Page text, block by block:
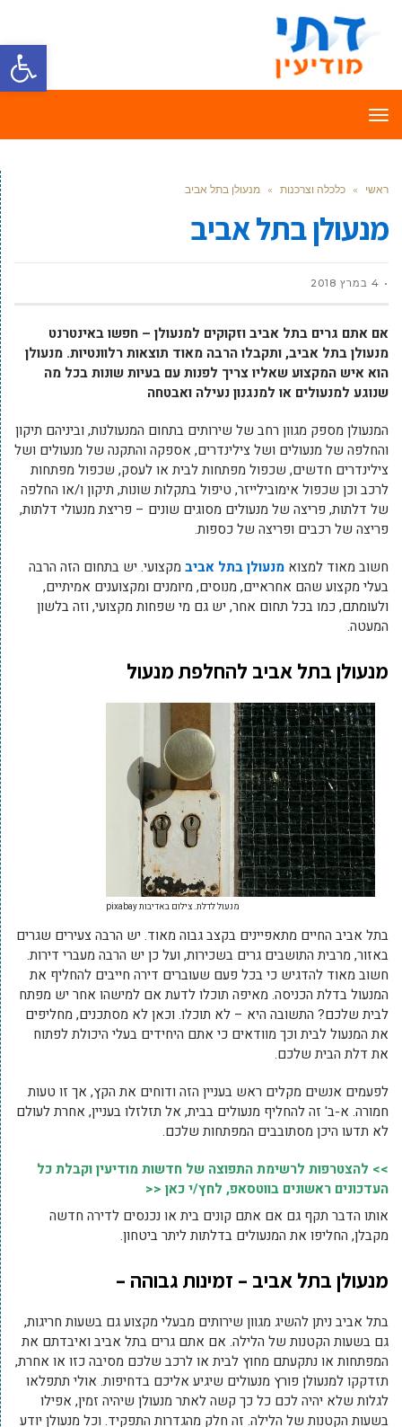
פתח
תפריט
ראשי » כלכלה וצרכנות » מנעולן בתל אביב
מנעולן בתל אביב
4 במרץ 2018
אם אתם גרים בתל אביב וזקוקים למנעולן – חפשו באינטרנט
מנעולן בתל אביב, ותקבלו הרבה מאוד תוצאות רלוונטיות. מנעולן
הוא איש המקצוע שאליו צריך לפנות עם בעיות שונות בכל מה
שנוגע למנעולים או למנגנון נעילה ואבטחה
המנעולן מספק מגוון רחב של שירותים בתחום המנעולנות, וביניהם תיקון
והחלפה של מנעולים ושל צילינדרים, אספקה והתקנה של מנעולים ושל
צילינדרים חדשים, שכפול מפתחות לבית או לעסק, שכפול מפתחות
לרכב וכן שכפול אימובילייזר, טיפול בתקלות שונות, תיקון ו/או החלפה
של דלתות, פריצה של מנעולים מסוגים שונים – פריצת מנעולי דלתות,
פריצה של רכבים ופריצה של כספות.
חשוב מאוד למצוא מנעולן בתל אביב מקצועי. יש בתחום הזה הרבה
בעלי מקצוע שהם אחראיים, מנוסים, מיומנים ומקצוענים אמיתיים,
ולעומתם, כמו בכל תחום אחר, יש גם מי שפחות מקצועי, וזה בלשון
המעטה.
מנעולן בתל אביב להחלפת מנעול
מנעול לדלת. צילום באדיבות pixabay
בתל אביב החיים מתאפיינים בקצב גבוה מאוד. יש הרבה צעירים שגרים
באזור, מרבית התושבים גרים בשכירות, ועל כן יש הרבה מעברי דירות.
חשוב מאוד להדגיש כי בכל פעם שעוברים דירה חייבים להחליף את
המנעול בדלת הכניסה. מאיפה תוכלו לדעת אם למישהו אחר יש מפתח
לבית שלכם? התשובה היא – לא תוכלו. וכאן לא מסתכנים, מחליפים
את המנעול לבית וכך מוודאים כי אתם היחידים בעלי היכולת לפתוח
את דלת הבית שלכם.
לפעמים אנשים מקלים ראש בעניין הזה ודוחים את הקץ, אך זו טעות
חמורה. א-ב' זה להחליף מנעולים בבית, אל תזלזלו בעניין, אחרת לעולם
לא תדעו היכן מסתובבים המפתחות שלכם.
>> להצטרפות לרשימת התפוצה של חדשות מודיעין וקבלת כל
העדכונים ראשונים בווטסאפ, לחץ/י כאן <<
אותו הדבר תקף גם אם אתם קונים בית או נכנסים לדירה חדשה
מקבלן, החליפו את המנעולים בדלתות ליתר ביטחון.
מנעולן בתל אביב – זמינות גבוהה –
בתל אביב ניתן להשיג מגוון שירותים מבעלי מקצוע גם בשעות חריגות,
גם בשעות הקטנות של הלילה. אם אתם גרים בתל אביב ואיבדתם את
המפתחות או נתקעתם מחוץ לבית או לרכב שלכם מסיבה כזו או אחרת,
תזדקקו למנעולן פורץ מנעולים שיגיע אליכם בדחיפות. אולי תתפלאו
לגלות שלא יהיה לכם כל כך קשה לאתר מנעולן שיהיה זמין, אפילו
בשעות הקטנות של הלילה. זה חלק מהגדרות התפקיד. וכל מנעולן יודע